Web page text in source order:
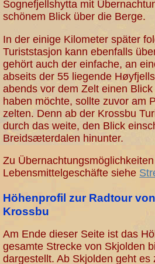
Sognefjellshytta mit
schönem Blick über die Berge.
In der einige Kilometer später
Turiststasjon kann ebenfalls
gehört auch der einfache, an
abseits der 55 liegende
abends vor dem Zelt einen
haben möchte, sollte zuvor am
zelten. Denn ab der Krossbu
durch das weite, den Blick
Breidsæterdalen hinunter.
Zu
Lebensmittelgeschäfte siehe
Höhenprofil zur Radtour
Krossbu
Am Ende dieser Seite ist das
gesamte Strecke von Skjolden
dargestellt. Ab Skjolden geht es